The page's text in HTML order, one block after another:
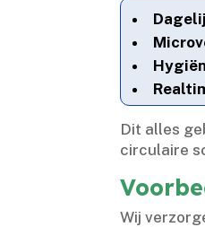
Dit alles
circulaire
Wij